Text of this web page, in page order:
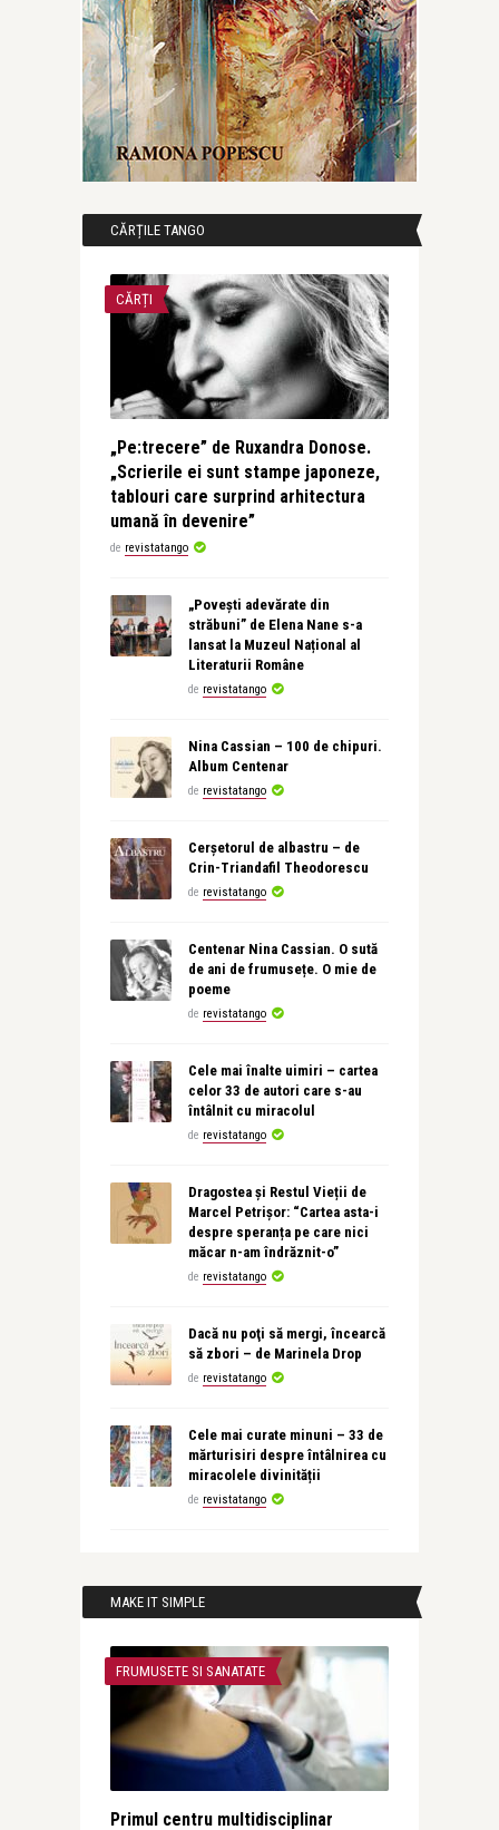
CĂRȚILE TANGO
CĂRȚI
„Pe:trecere” de Ruxandra Donose.
„Scrierile ei sunt stampe japoneze,
tablouri care surprind arhitectura
umană în devenire”
de revistatango
„Povești adevărate din
străbuni” de Elena Nane s-a
lansat la Muzeul Național al
Literaturii Române
de revistatango
Nina Cassian – 100 de chipuri.
Album Centenar
de revistatango
Cerșetorul de albastru – de
Crin-Triandafil Theodorescu
de revistatango
Centenar Nina Cassian. O sută
de ani de frumusețe. O mie de
poeme
de revistatango
Cele mai înalte uimiri – cartea
celor 33 de autori care s-au
întâlnit cu miracolul
de revistatango
Dragostea și Restul Vieții de
Marcel Petrișor: “Cartea asta-i
despre speranța pe care nici
măcar n-am îndrăznit-o”
de revistatango
Dacă nu poţi să mergi, încearcă
să zbori – de Marinela Drop
de revistatango
Cele mai curate minuni – 33 de
mărturisiri despre întâlnirea cu
miracolele divinității
de revistatango
MAKE IT SIMPLE
FRUMUSETE SI SANATATE
Primul centru multidisciplinar